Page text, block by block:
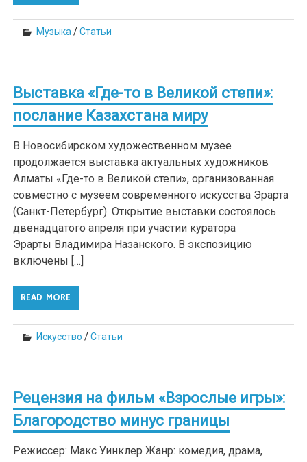
Музыка /Статьи
Выставка «Где-то в Великой степи»:
послание Казахстана миру
В Новосибирском художественном музее
продолжается выставка актуальных художников
Алматы «Где-то в Великой степи», организованная
совместно с музеем современного искусства Эрарта
(Санкт-Петербург). Открытие выставки состоялось
двенадцатого апреля при участии куратора
Эрарты Владимира Назанского. В экспозицию
включены […]
READ MORE
Искусство /Статьи
Рецензия на фильм «Взрослые игры»:
Благородство минус границы
Режиссер: Макс Уинклер Жанр: комедия, драма,